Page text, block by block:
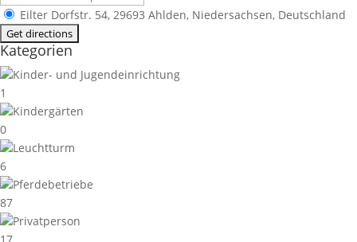
Eilter Dorfstr. 54, 29693 Ahlden, Niedersachsen, Deutschland
Kategorien
Kinder- und Jugendeinrichtung
1
Kindergärten
0
Leuchtturm
6
Pferdebetriebe
87
Privatperson